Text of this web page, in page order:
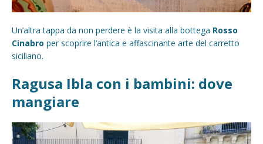
Un’altra tappa da non perdere è la visita alla bottega Rosso
Cinabro per scoprire l’antica e affascinante arte del carretto
siciliano.
Ragusa Ibla con i bambini: dove
mangiare